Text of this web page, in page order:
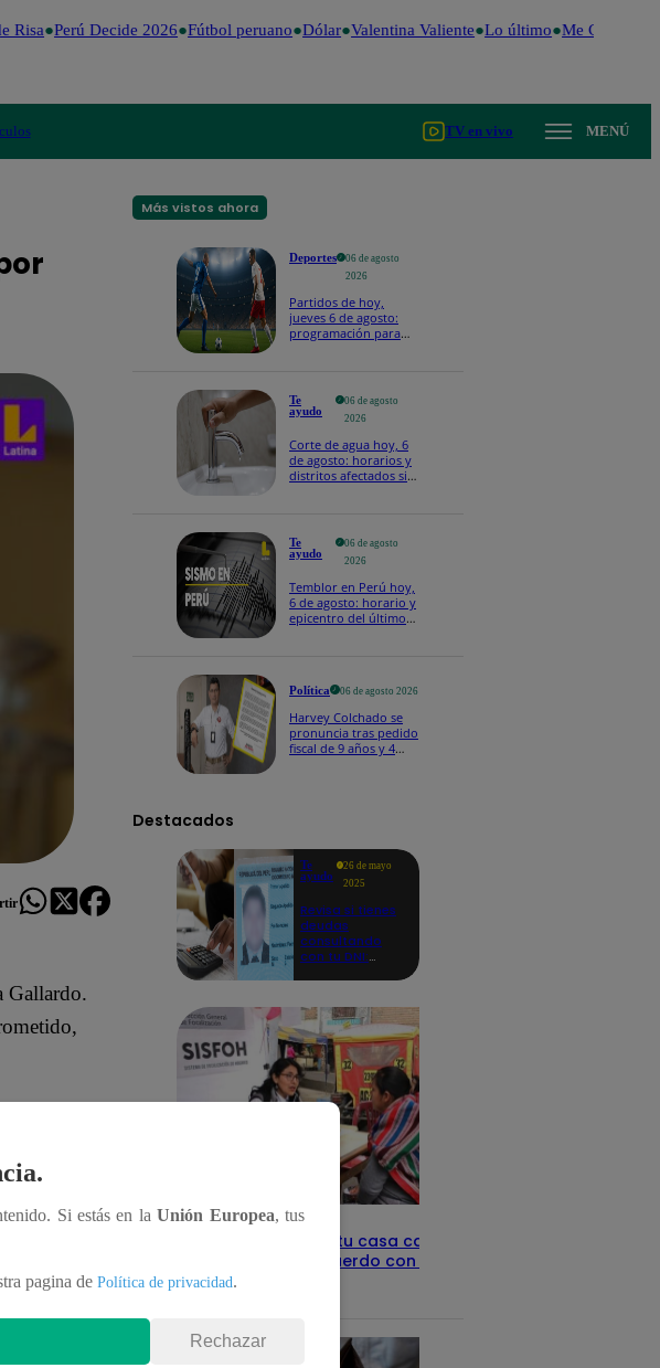
Risa Perú Decide 2026 Fútbol peruano Dólar Valentina Valiente Lo último Me Caigo de
TV en vivo MENÚ
Gallardo.
a
para
decir”.
Más vistos ahora
Deportes
06 de agosto
2026
Partidos de hoy,
jueves 6 de agosto:
programación para
Te
ayudo
06 de agosto
2026
Corte de agua hoy, 6
de agosto: horarios y
distritos afectados sin
Te
ayudo
06 de agosto
2026
Temblor en Perú hoy,
6 de agosto: horario y
epicentro del último
Política 06 de agosto 2026
Harvey Colchado se
pronuncia tras pedido
fiscal de 9 años y 4
Destacados
Te
ayudo
26 de mayo
2025
Revisa si tienes
deudas
consultando
con tu DNI:
detalles
Revisa con tu DNI si tu casa califica
como pobre, de acuerdo con el Sisfoh
Si estás en laUnión Europea, tus
pagina de Política de privacidad.
Rechazar